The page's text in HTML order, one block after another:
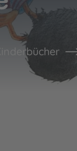
Kinderbücher